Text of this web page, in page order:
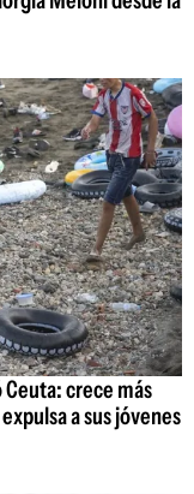
crece más
a sus jóvenes